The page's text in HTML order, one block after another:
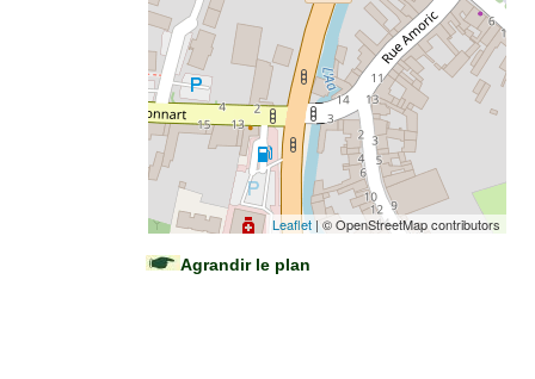
Leaflet | © OpenStreetMap contributors
Agrandir le plan